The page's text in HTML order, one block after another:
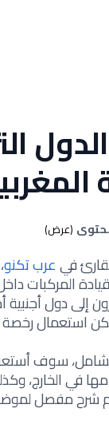
(عرض)
فيعرب تكنو،
المركبات
إلى دول
استعمال رخصة
سوف
في الخارج،
شرح مفصل